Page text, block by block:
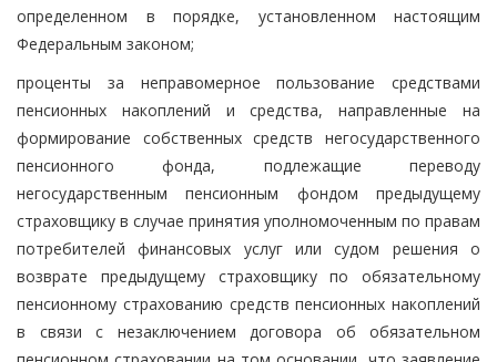
определенном в порядке, установленном настоящим
Федеральным законом;
проценты за неправомерное пользование средствами
пенсионных накоплений и средства, направленные на
формирование собственных средств негосударственного
пенсионного фонда, подлежащие переводу
негосударственным пенсионным фондом предыдущему
страховщику в случае принятия уполномоченным по правам
потребителей финансовых услуг или судом решения о
возврате предыдущему страховщику по обязательному
пенсионному страхованию средств пенсионных накоплений
в связи с незаключением договора об обязательном